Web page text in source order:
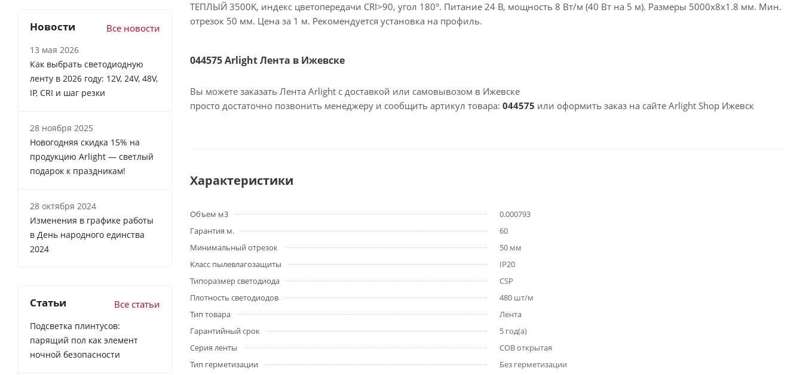
ТЕПЛЫЙ 3500K, индекс цветопередачи CRI>90, угол 180°. Питание 24 В, мощность 8 Вт/м (40 Вт на 5 м). Размеры 5000х8х1.8 мм. Мин.
отрезок 50 мм. Цена за 1 м. Рекомендуется установка на профиль.
044575 Arlight Лента в Ижевске
Вы можете заказать Лента Arlight с доставкой или самовывозом в Ижевске
просто достаточно позвонить менеджеру и сообщить артикул товара: 044575 или оформить заказ на сайте Arlight Shop Ижевск
Характеристики
Объем м3
0.000793
Гарантия м.
60
Минимальный отрезок
50 мм
Класс пылевлагозащиты
IP20
Типоразмер светодиода
CSP
Плотность светодиодов
480 шт/м
Тип товара
Лента
Гарантийный срок
5 год(а)
Серия ленты
COB открытая
Тип герметизации
Без герметизации
Новости Все новости
13 мая 2026
Как выбрать светодиодную
ленту в 2026 году: 12V, 24V, 48V,
IP, CRI и шаг резки
28 ноября 2025
Новогодняя скидка 15% на
продукцию Arlight — светлый
подарок к праздникам!
28 октября 2024
Изменения в графике работы
в День народного единства
2024
Статьи Все статьи
Подсветка плинтусов:
парящий пол как элемент
ночной безопасности